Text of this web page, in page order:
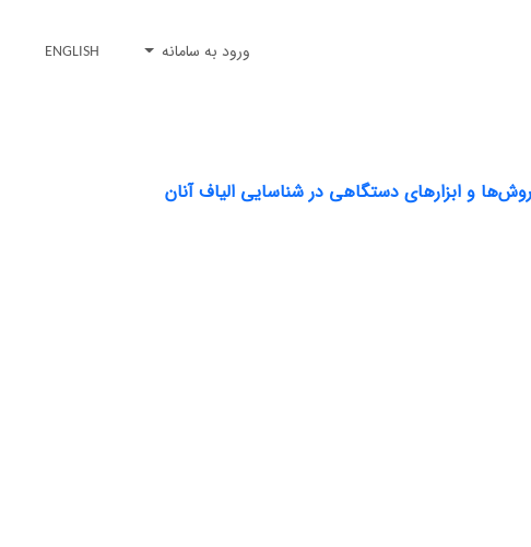
ورود به سامانه ENGLISH
و ابزارهای دستگاهی در شناسایی الیاف آنان